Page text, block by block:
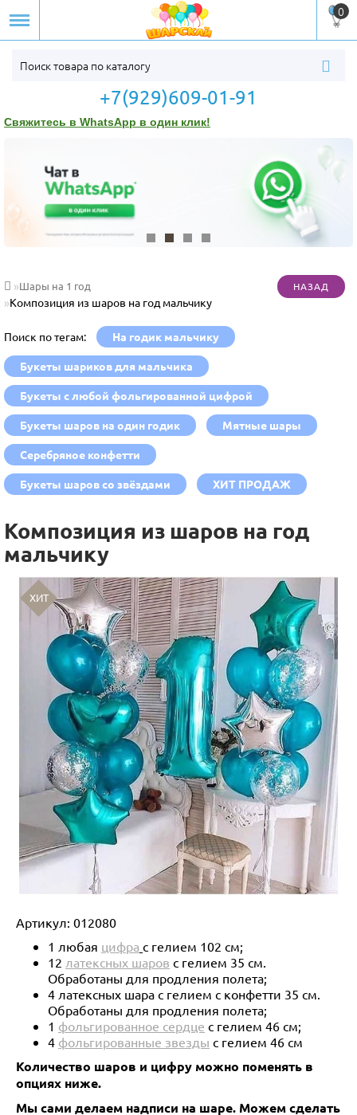
0
+7(929)609-01-91
Свяжитесь в WhatsApp в один клик!
Шары на 1 год
Композиция из шаров на год мальчику
Поиск по тегам: На годик мальчику
Букеты шариков для мальчика
Букеты с любой фольгированной цифрой
Букеты шаров на один годик Мятные шары
Серебряное конфетти
Букеты шаров со звёздами ХИТ ПРОДАЖ
Композиция из шаров на год
мальчику
ХИТ
Артикул: 012080
1 любая цифра с гелием 102 см;
12 латексных шаров с гелием 35 см.
Обработаны для продления полета;
4 латексных шара с гелием с конфетти 35 см.
Обработаны для продления полета;
1 фольгированное сердце с гелием 46 см;
4 фольгированные звезды с гелием 46 см
Количество шаров и цифру можно поменять в
опциях ниже.
Мы сами делаем надписи на шаре. Можем сделать